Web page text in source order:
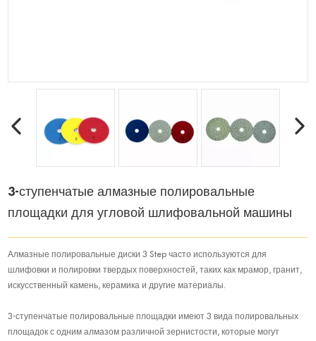
3-ступенчатые алмазные полировальные
площадки для угловой шлифовальной машины
Алмазные полировальные диски 3 Step часто используются для
шлифовки и полировки твердых поверхностей, таких как мрамор, гранит,
искусственный камень, керамика и другие материалы.
3-ступенчатые полировальные площадки имеют 3 вида полировальных
площадок с одним алмазом различной зернистости, которые могут